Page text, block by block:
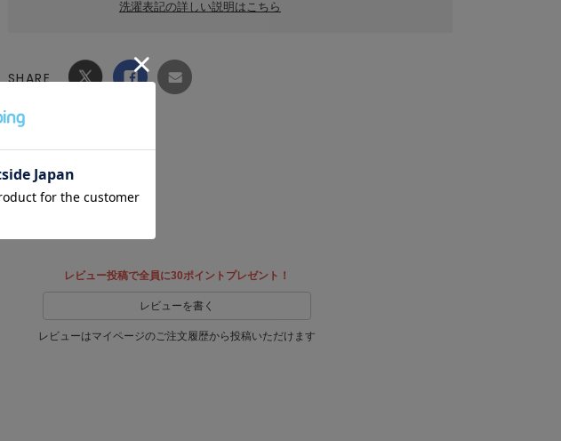
洗濯表記の詳しい説明はこちら
SHARE
レビュー投稿で全員に30ポイントプレゼント！
レビューを書く
レビューはマイページのご注文履歴から投稿いただけます